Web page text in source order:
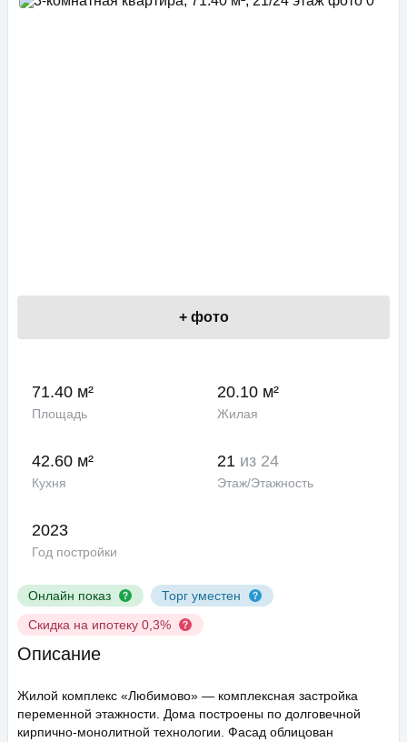
Онлайн показ
Торг уместен
Скидка на ипотеку 0,3%
+ фото
71.40 м²
Площадь
20.10 м²
Жилая
42.60 м²
Кухня
21 из 24
Этаж/Этажность
2023
Год постройки
Описание
Жилой комплекс «Любимово» — комплексная застройка
переменной этажности. Дома построены по долговечной
кирпично-монолитной технологии. Фасад облицован